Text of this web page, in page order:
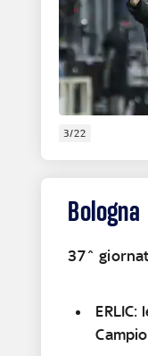
3/22
Bologna
37^